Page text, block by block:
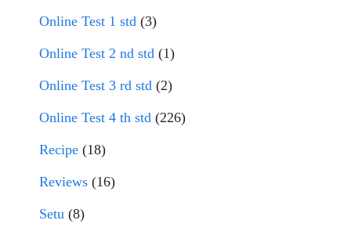
Online Test 1 std (3)
Online Test 2 nd std (1)
Online Test 3 rd std (2)
Online Test 4 th std (226)
Recipe (18)
Reviews (16)
Setu (8)